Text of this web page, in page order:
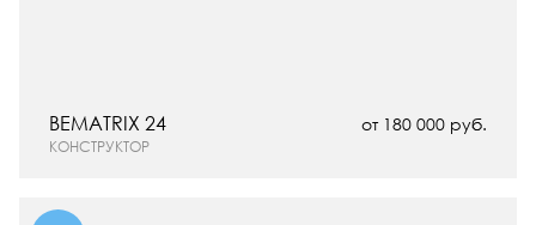
от 180 000 руб.
КОНСТРУКТОР
BEMATRIX 24